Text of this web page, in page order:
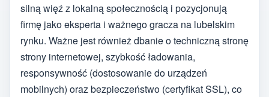
silną więź z lokalną społecznością i pozycjonują
firmę jako eksperta i ważnego gracza na lubelskim
rynku. Ważne jest również dbanie o techniczną stronę
strony internetowej, szybkość ładowania,
responsywność (dostosowanie do urządzeń
mobilnych) oraz bezpieczeństwo (certyfikat SSL), co